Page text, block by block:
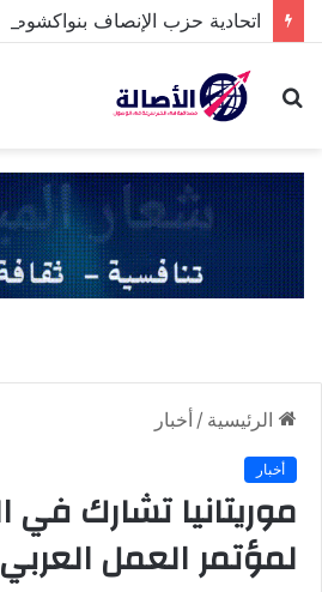
بحث
الرئيسية / أخبار
أخبار
لمؤتمر العمل العربي